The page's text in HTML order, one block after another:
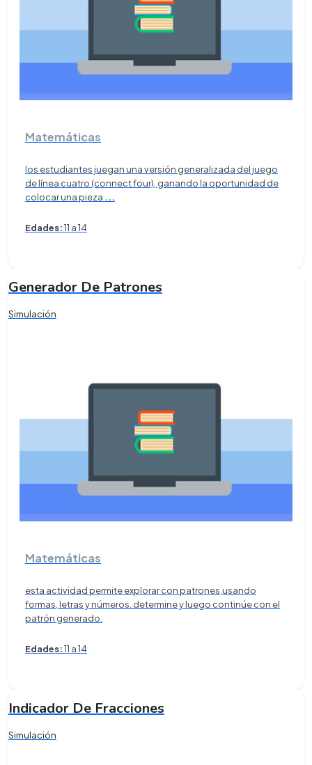
Matemáticas
los estudiantes juegan una versión generalizada del juego
de línea cuatro (connect four), ganando la oportunidad de
colocar una pieza ...
Edades:11 a 14
Generador De Patrones
Simulación
Matemáticas
esta actividad permite explorar con patrones,usando
formas, letras y números. determine y luego continúe con el
patrón generado.
Edades:11 a 14
Indicador De Fracciones
Simulación